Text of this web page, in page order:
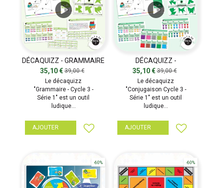
DÉCAQUIZZ - GRAMMAIRE
- SÉRIE 1
35,10 €39,00 €
Le décaquizz
"Grammaire - Cycle 3 -
Série 1" est un outil
ludique...
AJOUTER
DÉCAQUIZZ -
CONJUGAISON - SÉRIE 1
35,10 €39,00 €
Le décaquizz
"Conjugaison Cycle 3 -
Série 1" est un outil
ludique...
AJOUTER
-60% -60%